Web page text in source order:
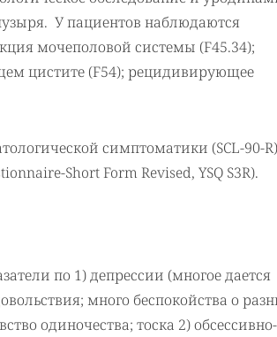
У пациентов наблюдаются
мочеполовой системы (F45.34);
цистите (F54); рецидивирующее
симптоматики (SCL-90-
Short Form Revised, YSQ S3R).
по 1) депрессии (многое дается
много беспокойства о
одиночества; тоска 2) обсессивно-